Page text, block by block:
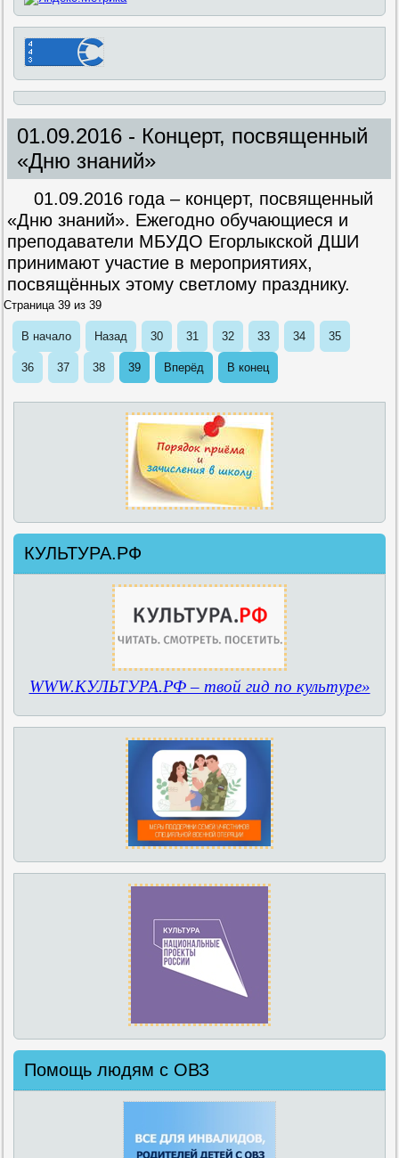
01.09.2016 - Концерт, посвященный
«Дню знаний»
01.09.2016 года – концерт, посвященный
«Дню знаний». Ежегодно обучающиеся и
преподаватели МБУДО Егорлыкской ДШИ
принимают участие в мероприятиях,
посвящённых этому светлому празднику.
Страница 39 из 39
В начало Назад 30 31 32 33 34 35
36 37 38 39 Вперёд В конец
КУЛЬТУРА.РФ
WWW.КУЛЬТУРА.РФ – твой гид по культуре»
Помощь людям с ОВЗ